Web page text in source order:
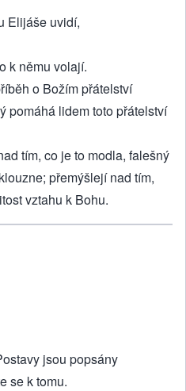
Elijáše uvidí,
k němu volají.
o Božím přátelství
pomáhá lidem toto přátelství
tím, co je to modla, falešný
přemýšlejí nad tím,
vztahu k Bohu.
jsou popsány
se k tomu.